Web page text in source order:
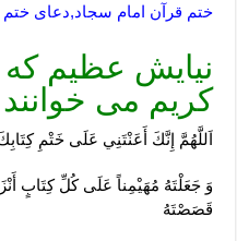
ختم قرآن امام سجاد,دعای ختم
نیایش عظیم
کریم می خوانند
اَللَّهُمَّ إِنَّكَ أَعَنْتَنِي عَلَى خَتْمِ كِتَابِكَ
وَ جَعَلْتَهُ مُهَيْمِناً عَلَى كُلِّ كِتَابٍ
قَصَصْتَهُ‏